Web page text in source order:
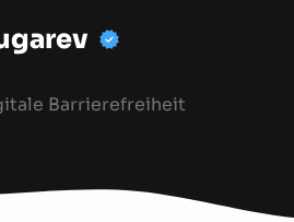
Barrierefreiheit